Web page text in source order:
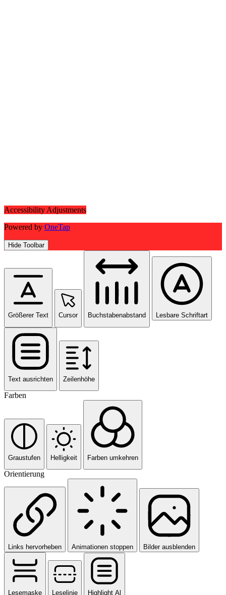
Accessibility Adjustments
Powered by OneTap
Hide Toolbar
Größerer Text Cursor Buchstabenabstand Lesbare Schriftart
Text ausrichten Zeilenhöhe
Farben
Graustufen Helligkeit Farben umkehren
Orientierung
Links hervorheben Animationen stoppen Bilder ausblenden
Lesemaske Leselinie Highlight Al